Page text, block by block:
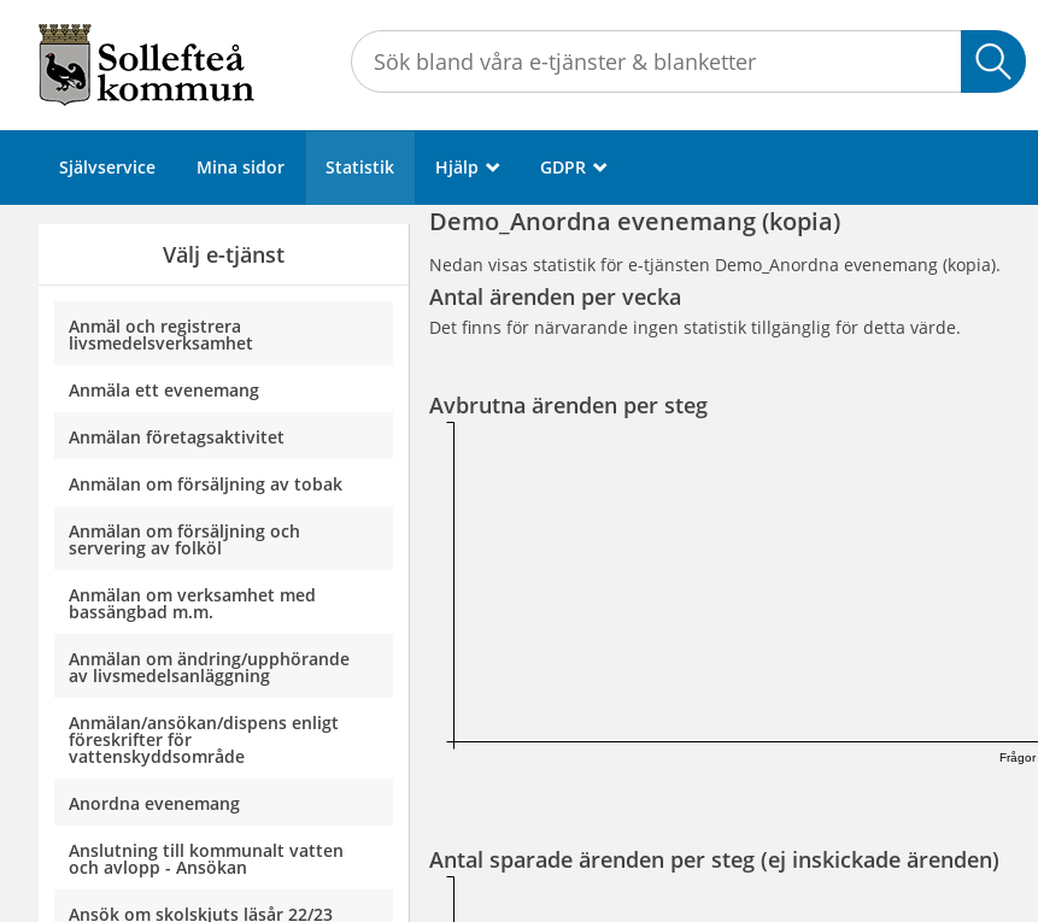
Självservice
kommun
Självservice Mina sidor Statistik Hjälp _ GDPR _
Välj e-tjänst
Anmäl och registrera
livsmedelsverksamhet
Anmäla ett evenemang
Anmälan företagsaktivitet
Anmälan om försäljning av tobak
Anmälan om försäljning och
servering av folköl
Anmälan om verksamhet med
bassängbad m.m.
Anmälan om ändring/upphörande
av livsmedelsanläggning
Anmälan/ansökan/dispens enligt
föreskrifter för
vattenskyddsområde
Anordna evenemang
Anslutning till kommunalt vatten
och avlopp - Ansökan
Ansök om skolskjuts läsår 22/23
Demo_Anordna evenemang (kopia)
Nedan visas statistik för e-tjänsten Demo_Anordna evenemang (kopia).
Antal ärenden per vecka
Det finns för närvarande ingen statistik tillgänglig för detta värde.
Avbrutna ärenden per steg
Frågor
Antal sparade ärenden per steg (ej inskickade ärenden)